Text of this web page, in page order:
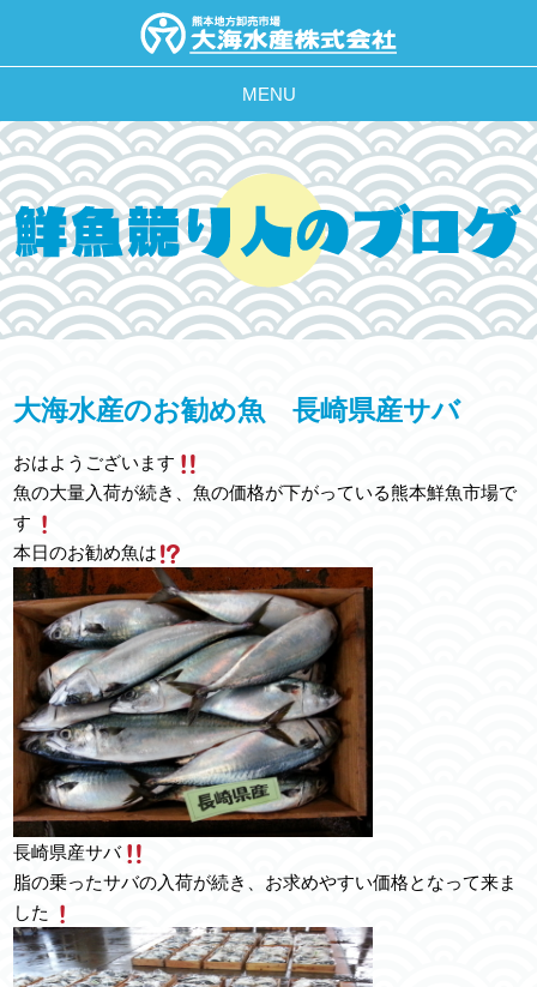
MENU
大海水産のお勧め魚 長崎県産サバ
おはようございます
魚の大量入荷が続き、魚の価格が下がっている熊本鮮魚市場で
す
本日のお勧め魚は
長崎県産サバ
脂の乗ったサバの入荷が続き、お求めやすい価格となって来ま
した